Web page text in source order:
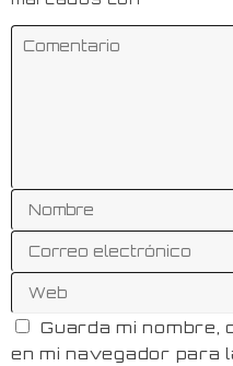
Guarda mi
en mi navegador para